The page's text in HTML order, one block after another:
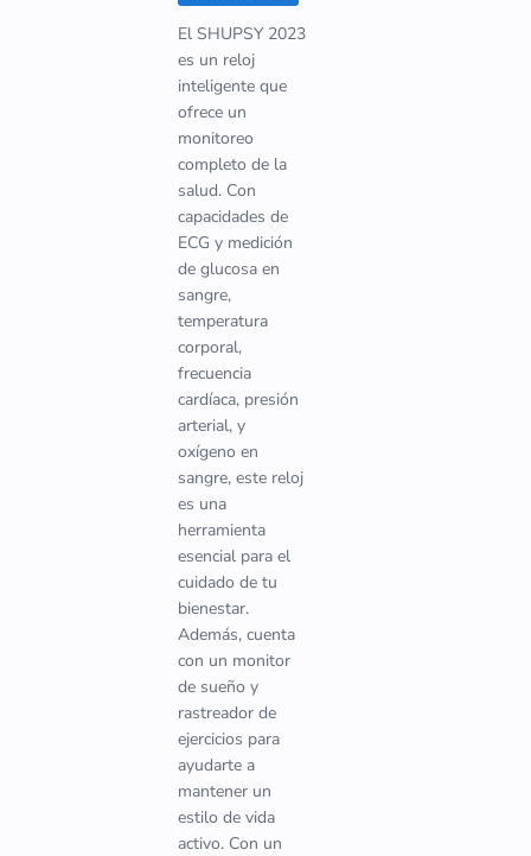
El SHUPSY 2023
es un reloj
inteligente que
ofrece un
monitoreo
completo de la
salud. Con
capacidades de
ECG y medición
de glucosa en
sangre,
temperatura
corporal,
frecuencia
cardíaca, presión
arterial, y
oxígeno en
sangre, este reloj
es una
herramienta
esencial para el
cuidado de tu
bienestar.
Además, cuenta
con un monitor
de sueño y
rastreador de
ejercicios para
ayudarte a
mantener un
estilo de vida
activo. Con un